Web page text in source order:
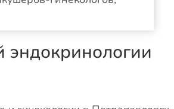
эндокринологии